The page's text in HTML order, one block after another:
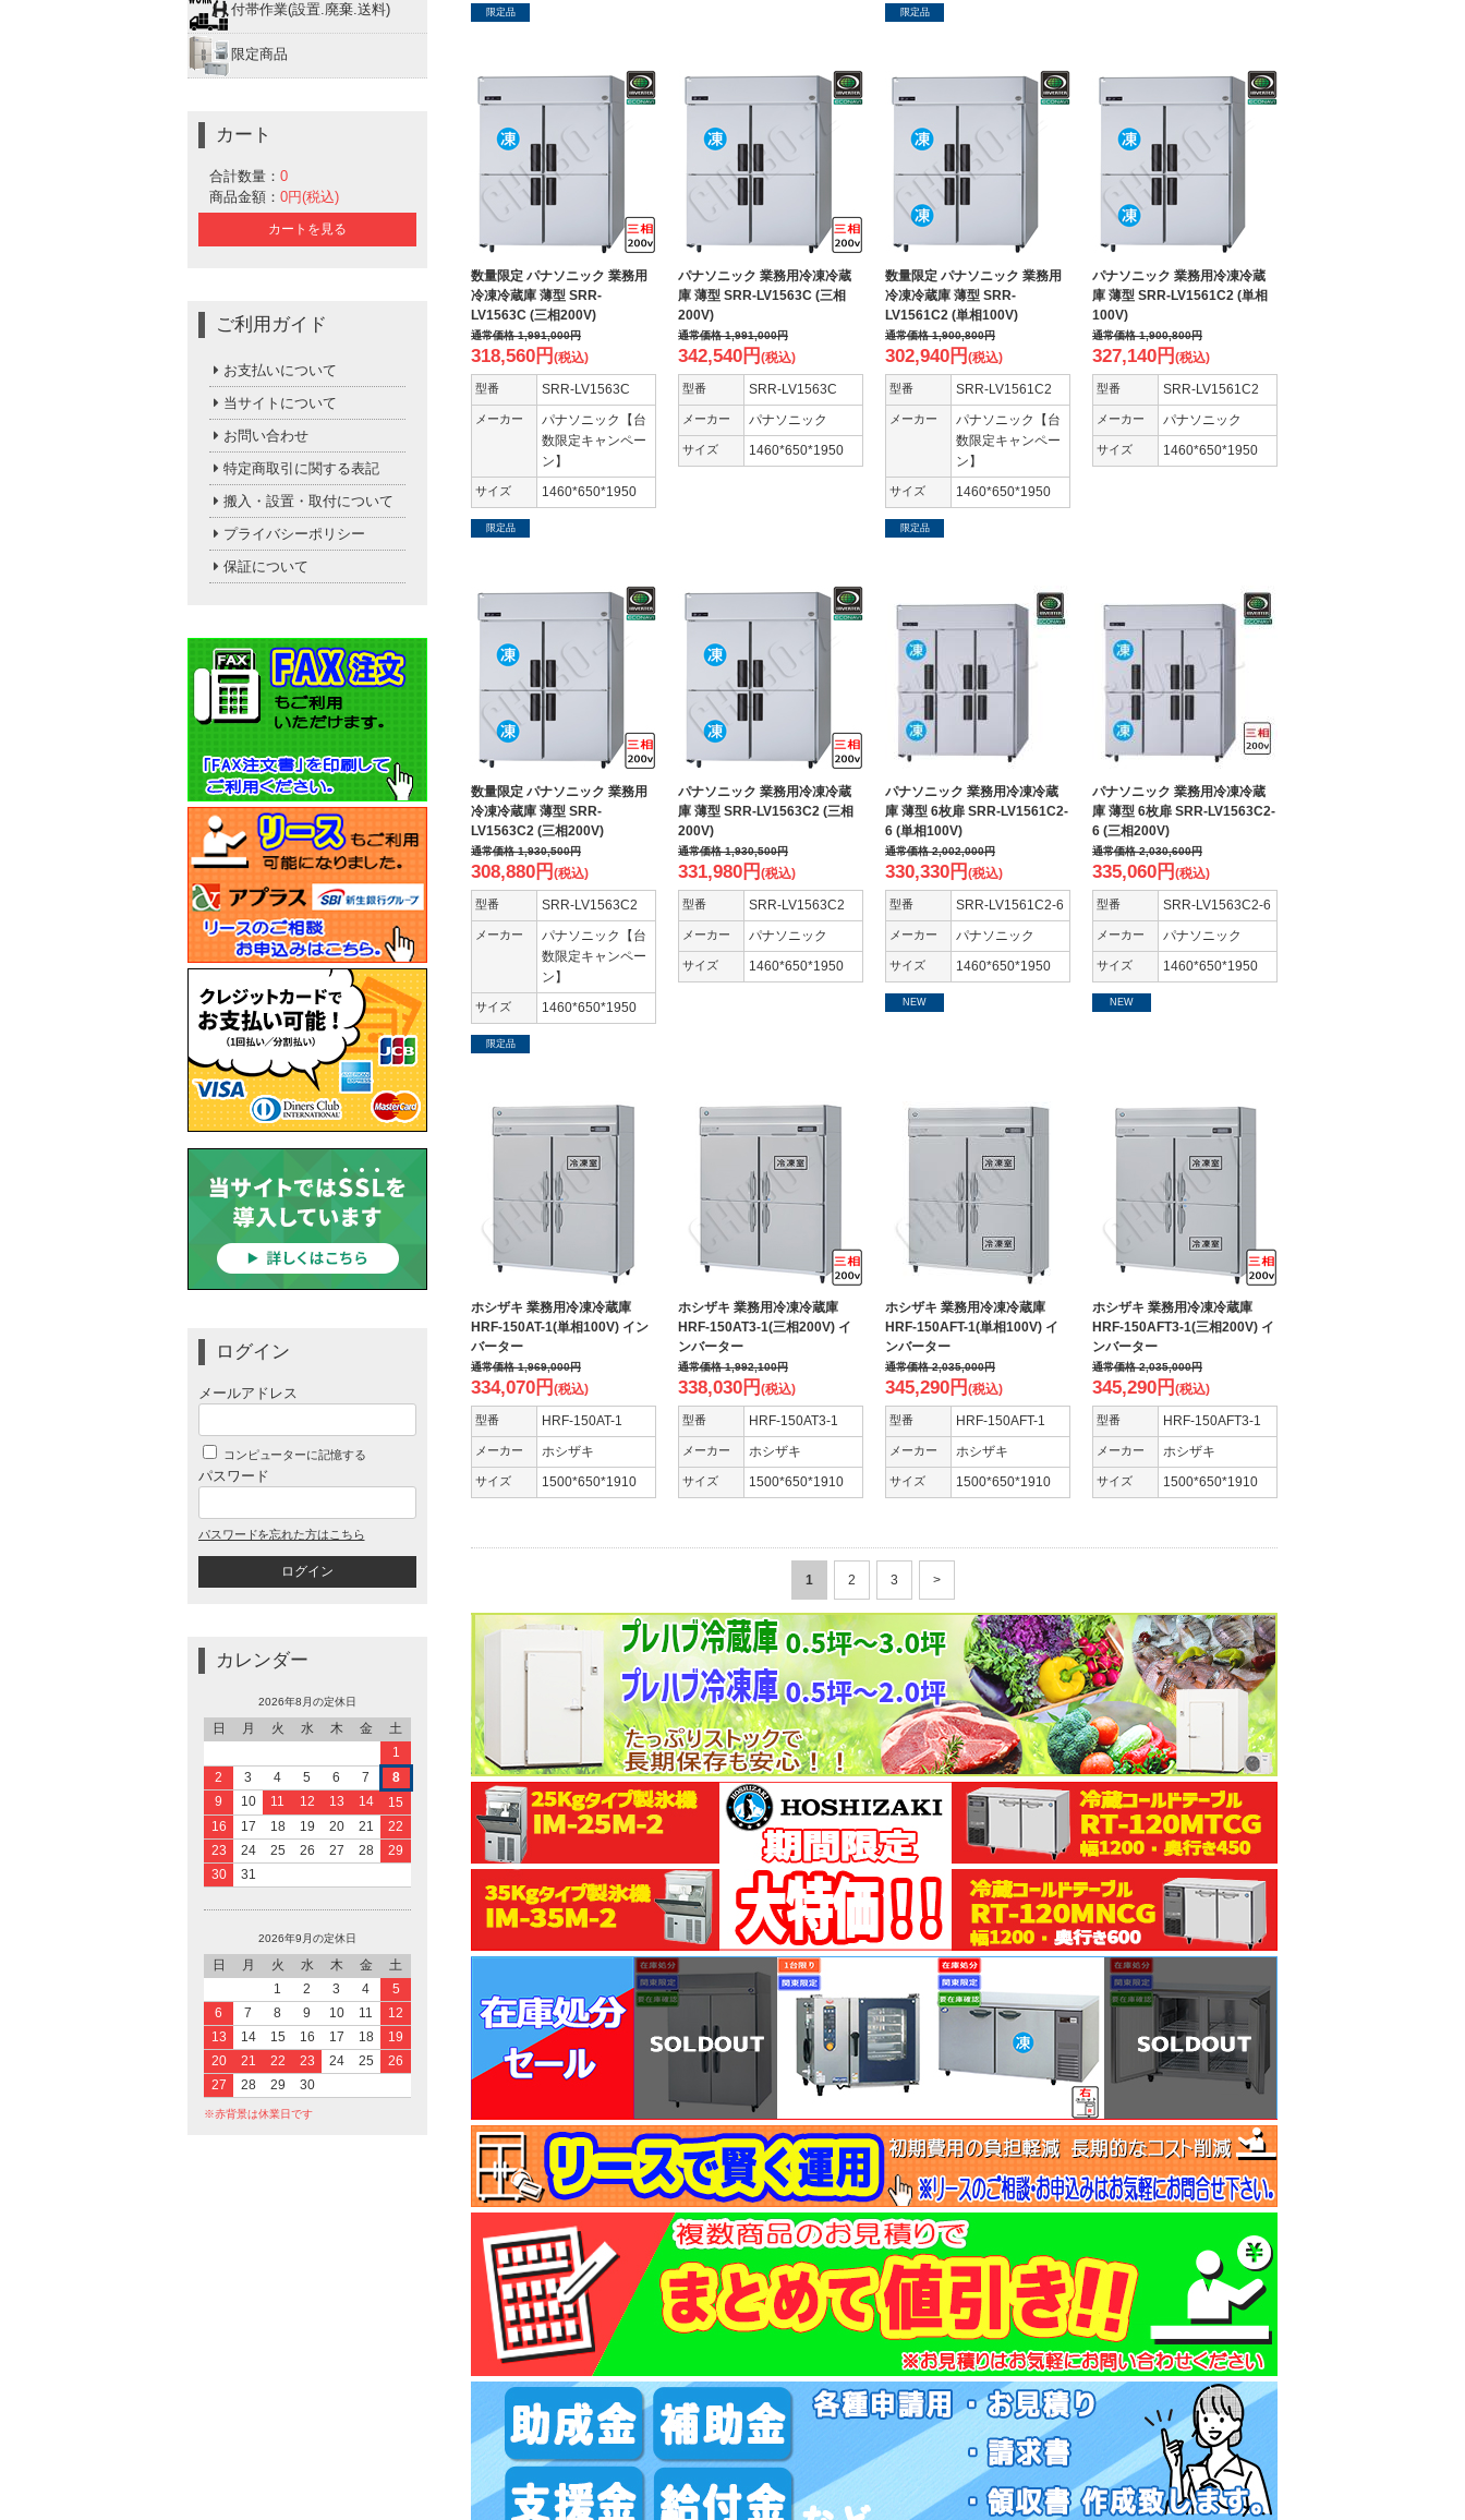
付帯作業(設置.廃棄.送料)
限定商品
カート
合計数量： 0
商品金額： 0円(税込)
カートを見る
ご利用ガイド
お支払いについて
当サイトについて
お問い合わせ
特定商取引に関する表記
搬入・設置・取付について
プライバシーポリシー
保証について
ログイン
メールアドレス
コンピューターに記憶する
パスワード
パスワードを忘れた方はこちら
カレンダー
2026年8月の定休日
日 月 火 水 木 金
土
1
2
3 4 5 6 7
8
9
10 11 12 13 14
15
16
17 18 19 20 21
22
23
24 25 26 27 28
29
30
31
2026年9月の定休日
日 月 火 水 木 金
土
1
2 3 4
5
6
7 8 9 10 11
12
13
14 15 16 17 18
19
20
21 22 23 24 25
26
27
28 29 30
※赤背景は休業日です
限定品 限定品
数量限定 パナソニック 業務用
冷凍冷蔵庫 薄型 SRR-
LV1563C (三相200V)
通常価格1,991,000円
318,560円 (税込)
型番 SRR-LV1563C
メーカー
パナソニック【台
数限定キャンペー
ン】
サイズ 1460*650*1950
限定品
パナソニック 業務用冷凍冷蔵
庫 薄型 SRR-LV1563C (三相
200V)
通常価格1,991,000円
342,540円 (税込)
型番 SRR-LV1563C
メーカー パナソニック
サイズ 1460*650*1950
数量限定 パナソニック 業務用
冷凍冷蔵庫 薄型 SRR-
LV1561C2 (単相100V)
通常価格1,900,800円
302,940円 (税込)
型番 SRR-LV1561C2
メーカー
パナソニック【台
数限定キャンペー
ン】
サイズ 1460*650*1950
限定品
パナソニック 業務用冷凍冷蔵
庫 薄型 SRR-LV1561C2 (単相
100V)
通常価格1,900,800円
327,140円 (税込)
型番 SRR-LV1561C2
メーカー パナソニック
サイズ 1460*650*1950
数量限定 パナソニック 業務用
冷凍冷蔵庫 薄型 SRR-
LV1563C2 (三相200V)
通常価格1,930,500円
308,880円 (税込)
型番 SRR-LV1563C2
メーカー
パナソニック【台
数限定キャンペー
ン】
サイズ 1460*650*1950
限定品
パナソニック 業務用冷凍冷蔵
庫 薄型 SRR-LV1563C2 (三相
200V)
通常価格1,930,500円
331,980円 (税込)
型番 SRR-LV1563C2
メーカー パナソニック
サイズ 1460*650*1950
パナソニック 業務用冷凍冷蔵
庫 薄型 6枚扉 SRR-LV1561C2-
6 (単相100V)
通常価格2,002,000円
330,330円 (税込)
型番 SRR-LV1561C2-6
メーカー パナソニック
サイズ 1460*650*1950
NEW
パナソニック 業務用冷凍冷蔵
庫 薄型 6枚扉 SRR-LV1563C2-
6 (三相200V)
通常価格2,030,600円
335,060円 (税込)
型番 SRR-LV1563C2-6
メーカー パナソニック
サイズ 1460*650*1950
NEW
ホシザキ 業務用冷凍冷蔵庫
HRF-150AT-1(単相100V) イン
バーター
通常価格1,969,000円
334,070円 (税込)
型番 HRF-150AT-1
メーカー ホシザキ
サイズ 1500*650*1910
ホシザキ 業務用冷凍冷蔵庫
HRF-150AT3-1(三相200V) イ
ンバーター
通常価格1,992,100円
338,030円 (税込)
型番 HRF-150AT3-1
メーカー ホシザキ
サイズ 1500*650*1910
ホシザキ 業務用冷凍冷蔵庫
HRF-150AFT-1(単相100V) イ
ンバーター
通常価格2,035,000円
345,290円 (税込)
型番 HRF-150AFT-1
メーカー ホシザキ
サイズ 1500*650*1910
ホシザキ 業務用冷凍冷蔵庫
HRF-150AFT3-1(三相200V) イ
ンバーター
通常価格2,035,000円
345,290円 (税込)
型番 HRF-150AFT3-1
メーカー ホシザキ
サイズ 1500*650*1910
1 2 3 >